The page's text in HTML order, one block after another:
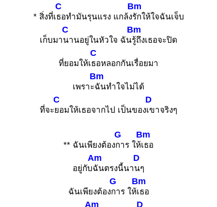
* สิ่งที่เ
C
ธอทำมันรุนแรง แกล้ง
Bm
รักให้ใจฉันเจ็บ
เก็บมา
C
นานอยู่ในหัวใจ ฉัน
Bm
รู้ถึงเธอจะปิด
ที่ยอมให้เ
C
ธอหลอกกันเรื่อยมา
เพราะ
Bm
ฉันทำใจไม่ได้
ที่จะ
C
ยอมให้เธอจากไป เป็นของ
D
เขาจริงๆ
** ฉันเพียงต้อง
G
การ ให้
Bm
เธอ
อยู่กับ
Am
ฉันตรงนี้นา
D
นๆ
ฉันเพียงต้อง
G
การ ให้
Bm
เธอ
Am D